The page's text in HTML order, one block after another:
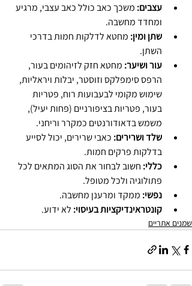
עצבים: משכך כאב כולל כאב עצבי, מרגיע
ומחדד מחשבה.
שתן ומין: מחטא לדלקות חמות בדרכי
השתן.
עור ושיער: מחטא חזק לזיהומים בעור,
הרפס סימפלקס וזוסטר, יבלות ויראליות,
שימוש מקומי לבעבועות רוח, פטריות
בעור, פטריות בציפורניים (פחות יעיל),
משמש בדאודורנטים כמקרר וריחני.
שלד ושרירים: כאבי שרירים, יכול לסייע
בדלקות פרקים חמות.
כללי: חשוב לבחור את הסוג המתאים לכל
פתולוגיה ולכל מטופל.
נפשי: ממקד ומרענן מחשבה.
קונטראינדיקציות בעיסוי: לא ידוע.
שמנים אתריים